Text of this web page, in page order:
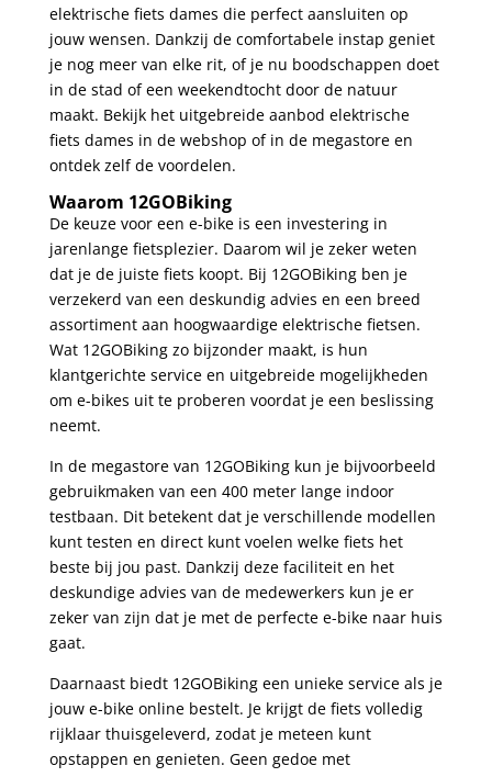
elektrische fiets dames die perfect aansluiten op
jouw wensen. Dankzij de comfortabele instap geniet
je nog meer van elke rit, of je nu boodschappen doet
in de stad of een weekendtocht door de natuur
maakt. Bekijk het uitgebreide aanbod elektrische
fiets dames in de webshop of in de megastore en
ontdek zelf de voordelen.
Waarom 12GOBiking
De keuze voor een e-bike is een investering in
jarenlange fietsplezier. Daarom wil je zeker weten
dat je de juiste fiets koopt. Bij 12GOBiking ben je
verzekerd van een deskundig advies en een breed
assortiment aan hoogwaardige elektrische fietsen.
Wat 12GOBiking zo bijzonder maakt, is hun
klantgerichte service en uitgebreide mogelijkheden
om e-bikes uit te proberen voordat je een beslissing
neemt.
In de megastore van 12GOBiking kun je bijvoorbeeld
gebruikmaken van een 400 meter lange indoor
testbaan. Dit betekent dat je verschillende modellen
kunt testen en direct kunt voelen welke fiets het
beste bij jou past. Dankzij deze faciliteit en het
deskundige advies van de medewerkers kun je er
zeker van zijn dat je met de perfecte e-bike naar huis
gaat.
Daarnaast biedt 12GOBiking een unieke service als je
jouw e-bike online bestelt. Je krijgt de fiets volledig
rijklaar thuisgeleverd, zodat je meteen kunt
opstappen en genieten. Geen gedoe met